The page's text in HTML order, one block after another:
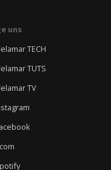
uns
TECH
TUTS
TV